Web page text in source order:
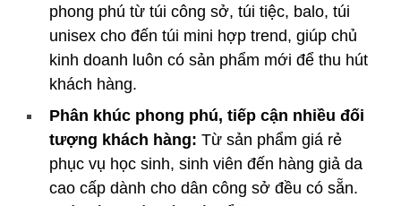
phong phú từ túi công sở, túi tiệc, balo, túi
unisex cho đến túi mini hợp trend, giúp chủ
kinh doanh luôn có sản phẩm mới để thu hút
khách hàng.
Phân khúc phong phú, tiếp cận nhiều đối
tượng khách hàng: Từ sản phẩm giá rẻ
phục vụ học sinh, sinh viên đến hàng giả da
cao cấp dành cho dân công sở đều có sẵn.